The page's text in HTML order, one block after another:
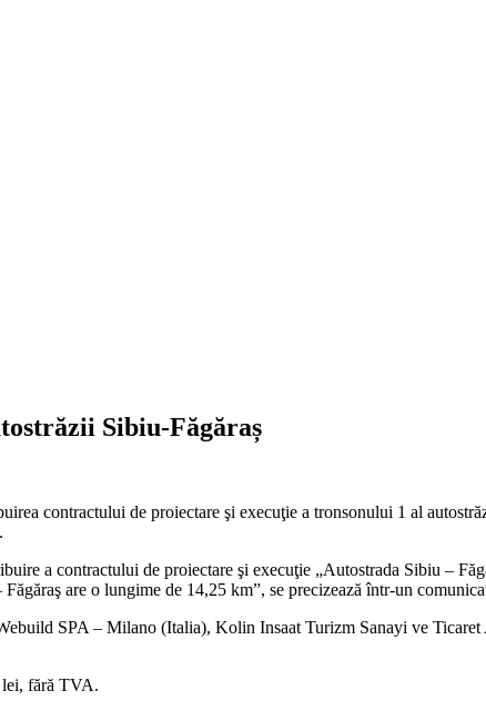
Sibiu-Făgăraș
contractului de proiectare şi execuţie a tronsonului 1 al
a contractului de proiectare şi execuţie „Autostrada Sibiu –
are o lungime de 14,25 km”, se precizează într-un
SPA – Milano (Italia), Kolin Insaat Turizm Sanayi ve
lei, fără TVA.